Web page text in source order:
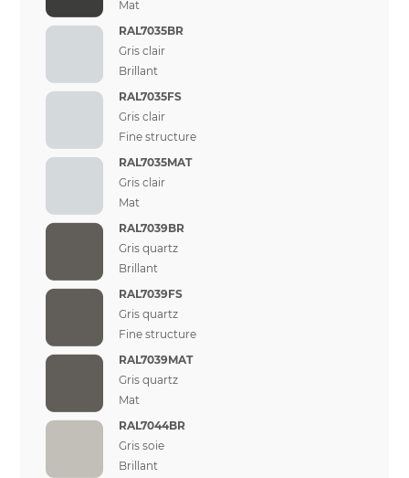
Mat
RAL7035BR
Gris clair
Brillant
RAL7035FS
Gris clair
Fine structure
RAL7035MAT
Gris clair
Mat
RAL7039BR
Gris quartz
Brillant
RAL7039FS
Gris quartz
Fine structure
RAL7039MAT
Gris quartz
Mat
RAL7044BR
Gris soie
Brillant